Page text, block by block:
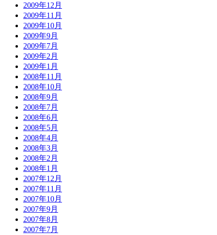
2009年12月
2009年11月
2009年10月
2009年9月
2009年7月
2009年2月
2009年1月
2008年11月
2008年10月
2008年9月
2008年7月
2008年6月
2008年5月
2008年4月
2008年3月
2008年2月
2008年1月
2007年12月
2007年11月
2007年10月
2007年9月
2007年8月
2007年7月